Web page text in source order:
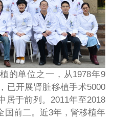
的单位之一，从1978年9
已开展肾脏移植手术5000
居于前列。2011年至2018
国前二。近3年，肾移植年